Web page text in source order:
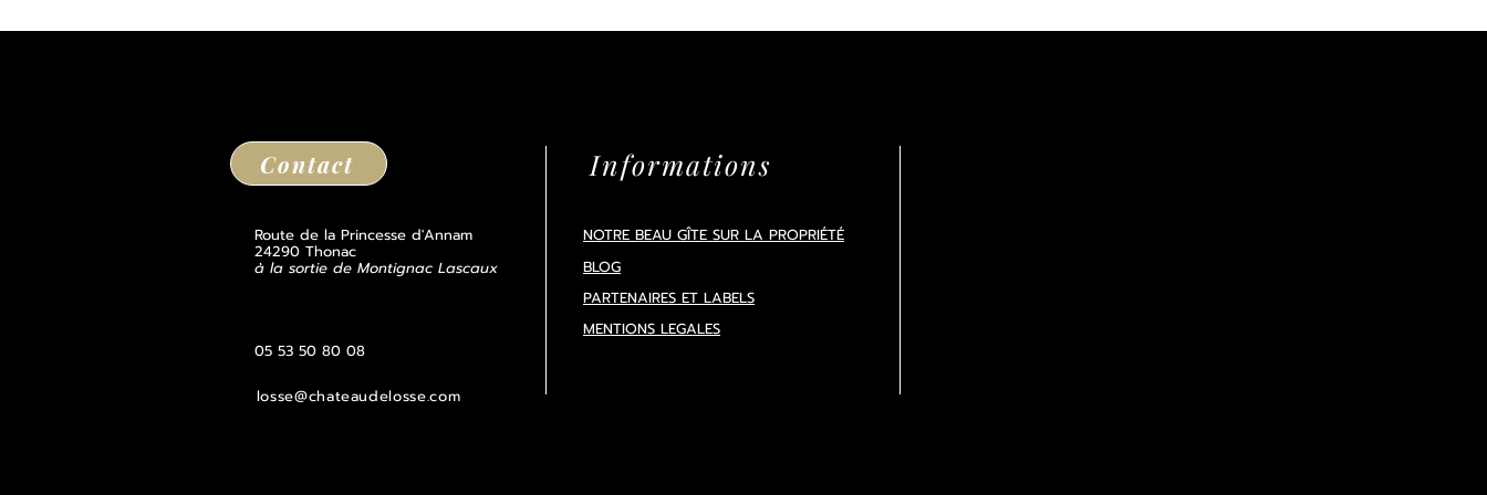
Contact
Route de la Princesse d'Annam
24290 Thonac
à la sortie de Montignac Lascaux
05 53 50 80 08
losse@chateaudelosse.com
Informations
NOTRE BEAU GÎTE SUR LA PROPRIÉTÉ
BLOG
PARTENAIRES ET LABELS
MENTIONS LEGALES